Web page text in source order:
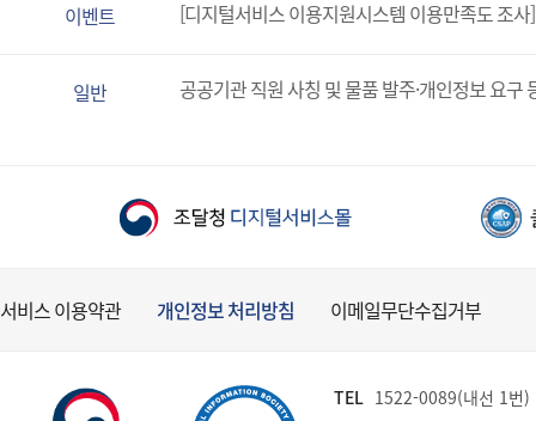
이벤트 [디지털서비스 이용지원시스템 이용만족도 조
일반 공공기관 직원 사칭 및 물품 발주·개인정보 요구
서비스 이용약관 개인정보 처리방침 이메일무단수집거부
TEL 1522-0089(내선 1번